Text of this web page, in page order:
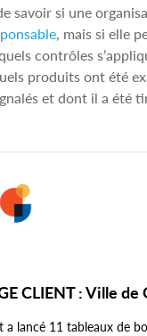
savoir si une
, mais si elle
contrôles
produits ont été
et dont il a été
CLIENT : Ville de
a lancé 11 tableaux de